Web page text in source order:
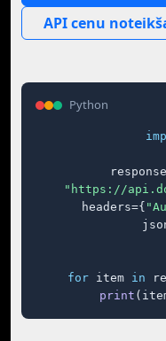
API cenu
Python
"https://
    headers={
for item in
print